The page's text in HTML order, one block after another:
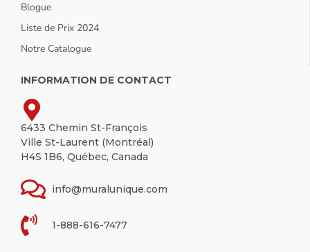
Blogue
Liste de Prix 2024
Notre Catalogue
INFORMATION DE CONTACT
6433 Chemin St-François
Ville St-Laurent (Montréal)
H4S 1B6, Québec, Canada
info@muralunique.com
1-888-616-7477